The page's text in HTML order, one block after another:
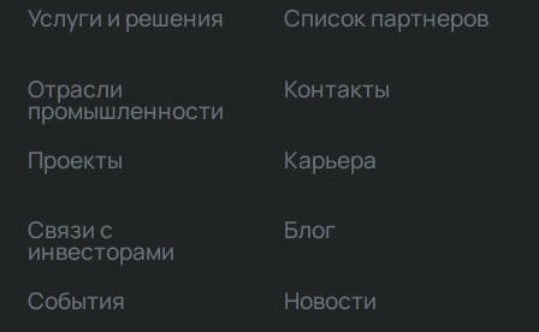
Услуги и решения
Отрасли
промышленности
Проекты
Связи с
инвесторами
Список партнеров
Контакты
Карьера
Блог
События Новости